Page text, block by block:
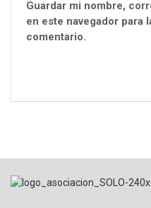
Guardar mi nombre,
en este navegador para
comentario.